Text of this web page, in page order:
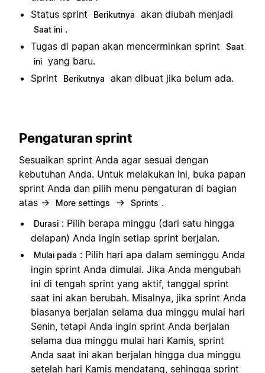
Status sprint
Berikutnya akan diubah menjadi
Saat ini .
Tugas di papan akan mencerminkan sprint
Saat
ini yang baru.
Sprint
Berikutnya akan dibuat jika belum ada.
Pengaturan sprint
Sesuaikan sprint Anda agar sesuai dengan
kebutuhan Anda. Untuk melakukan ini, buka papan
sprint Anda dan pilih menu pengaturan di bagian
atas →
More settings → Sprints .
Durasi : Pilih berapa minggu (dari satu hingga
delapan) Anda ingin setiap sprint berjalan.
Mulai pada : Pilih hari apa dalam seminggu Anda
ingin sprint Anda dimulai. Jika Anda mengubah
ini di tengah sprint yang aktif, tanggal sprint
saat ini akan berubah. Misalnya, jika sprint Anda
biasanya berjalan selama dua minggu mulai hari
Senin, tetapi Anda ingin sprint Anda berjalan
selama dua minggu mulai hari Kamis, sprint
Anda saat ini akan berjalan hingga dua minggu
setelah hari Kamis mendatang, sehingga sprint